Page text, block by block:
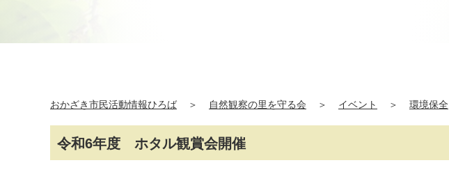
おかざき市民活動情報ひろば ＞ 自然観察の里を守る会 ＞ イベント ＞ 環境保全
令和6年度 ホタル観賞会開催